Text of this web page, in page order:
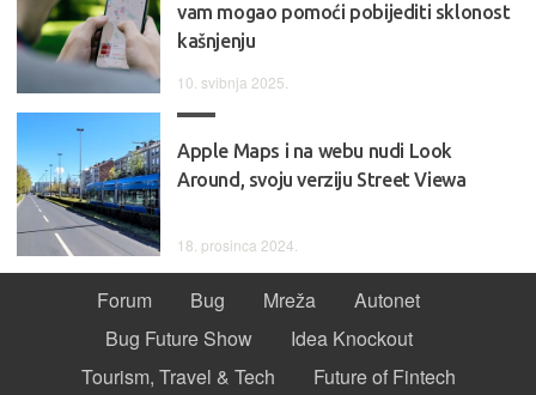
vam mogao pomoći pobijediti sklonost
kašnjenju
10. svibnja 2025.
Apple Maps i na webu nudi Look
Around, svoju verziju Street Viewa
18. prosinca 2024.
Forum Bug Mreža
Autonet
Bug Future Show
Idea Knockout
Tourism, Travel & Tech
Future of Fintech